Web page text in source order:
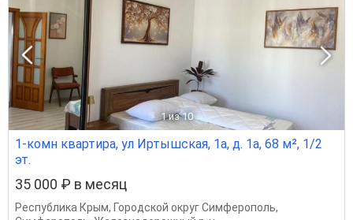
1 из 10
1-комн квартира, ул Иртышская, 1а, д. 1а, 68 м², 1/2
эт.
35 000 ₽ в месяц
Республика Крым, Городской округ Симферополь,